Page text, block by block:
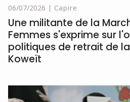
06/07/2026 | Capire
Une militante de la
Femmes s'exprime sur
politiques de retrait de
Koweït